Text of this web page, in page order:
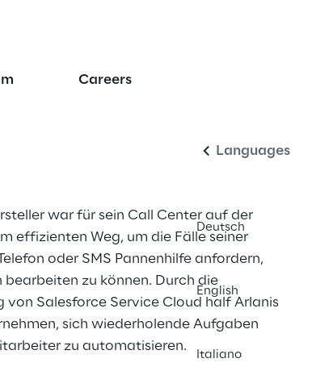
Careers
Languages
Deutsch
English
Italiano
Workflow
war für sein Call Center auf der
effizienten Weg, um die Fälle seiner
oder SMS Pannenhilfe anfordern,
zu können. Durch die
von Salesforce Service Cloud half Arlanis
sich wiederholende Aufgaben
zu automatisieren.